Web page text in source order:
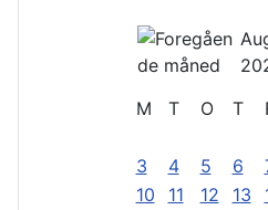
M
T O T
3
4 5 6
10
11 12 13